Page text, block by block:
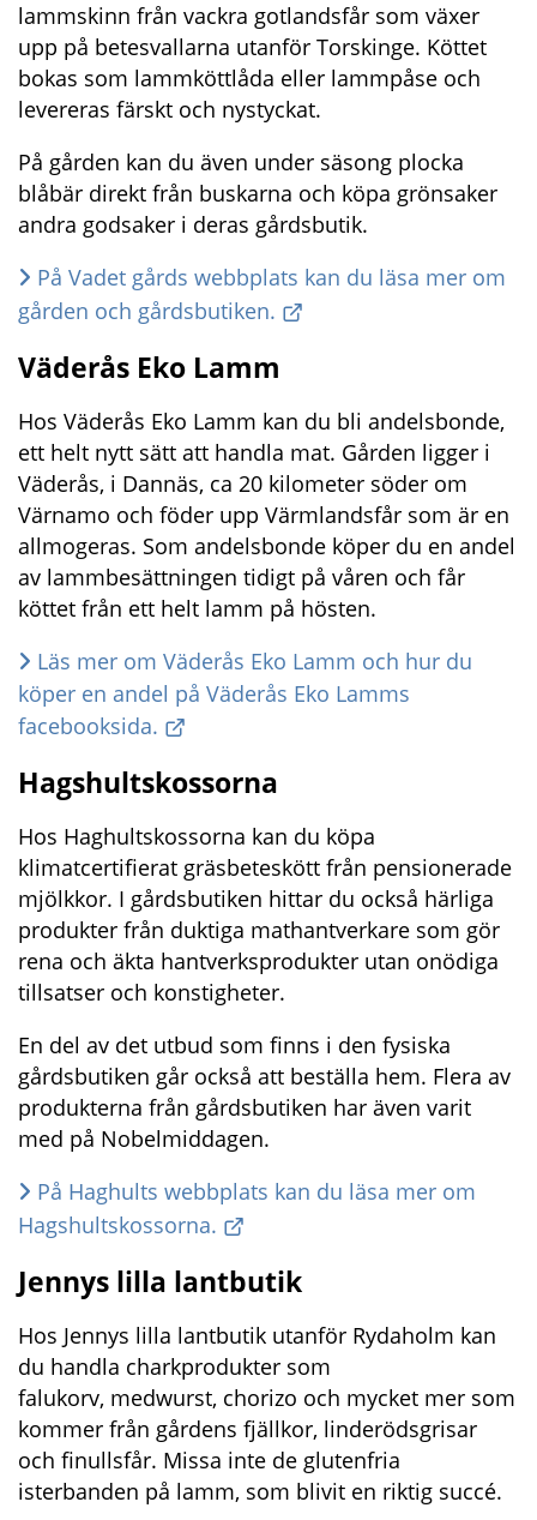
lammskinn från vackra gotlandsfår som växer
upp på betesvallarna utanför Torskinge. Köttet
bokas som lammköttlåda eller lammpåse och
levereras färskt och nystyckat.
På gården kan du även under säsong plocka
blåbär direkt från buskarna och köpa grönsaker
andra godsaker i deras gårdsbutik.
På Vadet gårds webbplats kan du läsa mer om
gården och gårdsbutiken.
Väderås Eko Lamm
Hos Väderås Eko Lamm kan du bli andelsbonde,
ett helt nytt sätt att handla mat. Gården ligger i
Väderås, i Dannäs, ca 20 kilometer söder om
Värnamo och föder upp Värmlandsfår som är en
allmogeras. Som andelsbonde köper du en andel
av lammbesättningen tidigt på våren och får
köttet från ett helt lamm på hösten.
Läs mer om Väderås Eko Lamm och hur du
köper en andel på Väderås Eko Lamms
facebooksida.
Hagshultskossorna
Hos Haghultskossorna kan du köpa
klimatcertifierat gräsbeteskött från pensionerade
mjölkkor. I gårdsbutiken hittar du också härliga
produkter från duktiga mathantverkare som gör
rena och äkta hantverksprodukter utan onödiga
tillsatser och konstigheter.
En del av det utbud som finns i den fysiska
gårdsbutiken går också att beställa hem. Flera av
produkterna från gårdsbutiken har även varit
med på Nobelmiddagen.
På Haghults webbplats kan du läsa mer om
Hagshultskossorna.
Jennys lilla lantbutik
Hos Jennys lilla lantbutik utanför Rydaholm kan
du handla charkprodukter som
falukorv, medwurst, chorizo och mycket mer som
kommer från gårdens fjällkor, linderödsgrisar
och finullsfår. Missa inte de glutenfria
isterbanden på lamm, som blivit en riktig succé.